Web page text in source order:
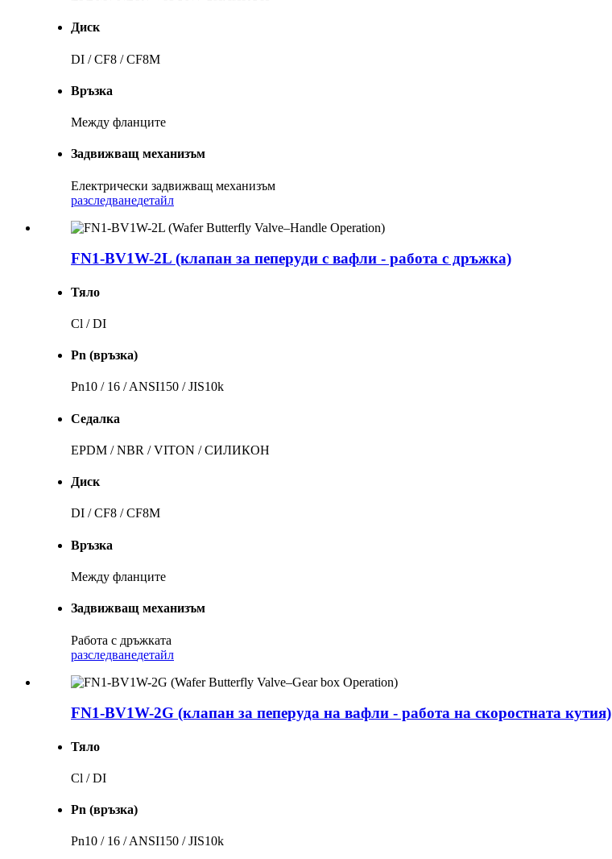
Диск
DI / CF8 / CF8M
Връзка
Между фланците
Задвижващ механизъм
Електрически задвижващ механизъм
разследванедетайл
FN1-BV1W-2L (клапан за пеперуди с вафли - работа с дръжка)
Тяло
Cl / DI
Pn (връзка)
Pn10 / 16 / ANSI150 / JIS10k
Седалка
EPDM / NBR / VITON / СИЛИКОН
Диск
DI / CF8 / CF8M
Връзка
Между фланците
Задвижващ механизъм
Работа с дръжката
разследванедетайл
FN1-BV1W-2G (клапан за пеперуда на вафли - работа на скоростната кутия)
Тяло
Cl / DI
Pn (връзка)
Pn10 / 16 / ANSI150 / JIS10k